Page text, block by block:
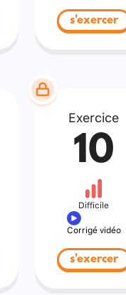
s'exercer
Exercice
10
Difficile
Corrigé vidéo
s'exercer